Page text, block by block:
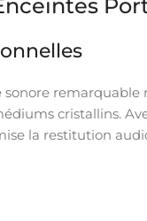
remarquable
cristallins.
la restitution